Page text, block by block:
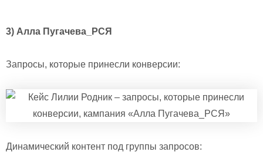
3) Алла Пугачева_РСЯ
Запросы, которые принесли конверсии:
Динамический контент под группы запросов: